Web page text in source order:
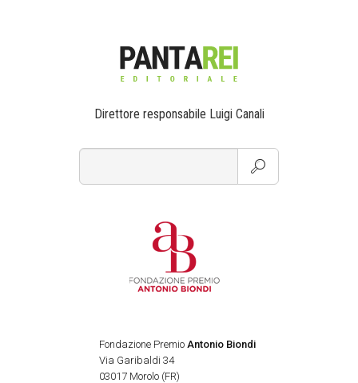
Direttore responsabile Luigi Canali
Fondazione PremioAntonio Biondi
Via Garibaldi 34
03017 Morolo (FR)